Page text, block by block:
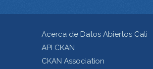
Acerca de Datos Abiertos Cali
API CKAN
CKAN Association